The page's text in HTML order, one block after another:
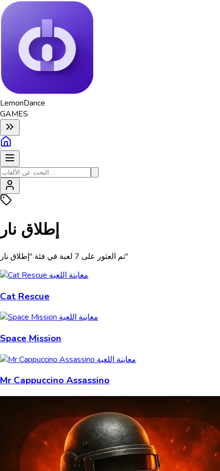
LemonDance
GAMES
إطلاق نار
تم العثور على 7 لعبة في فئة "إطلاق نار"
Cat Rescue
Space Mission
Mr Cappuccino Assassino